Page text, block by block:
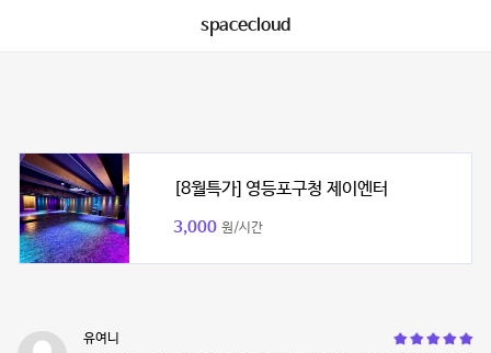
spacecloud
[8월특가] 영등포구청 제이엔터
3,000 원/시간
유여니